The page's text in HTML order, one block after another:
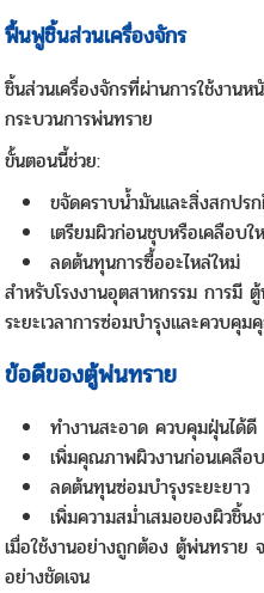
ฟื้นฟูชิ้นส่วนเครื่องจักร
ชิ้นส่วนเครื่องจักรที่ผ่านการใช้งาน
กระบวนการพ่นทราย
ขั้นตอนนี้ช่วย:
ขจัดคราบน้ำมันและสิ่งสกปร
เตรียมผิวก่อนชุบหรือเคลือบใ
ลดต้นทุนการซื้ออะไหล่ใหม่
สำหรับโรงงานอุตสาหกรรม การมี
ระยะเวลาการซ่อมบำรุงและควบคุ
ข้อดีของตู้พ่นทราย
ทำงานสะอาด ควบคุมฝุ่นได้ดี
เพิ่มคุณภาพผิวงานก่อนเคลือ
ลดต้นทุนซ่อมบำรุงระยะยาว
เพิ่มความสม่ำเสมอของผิวชิ้น
เมื่อใช้งานอย่างถูกต้อง ตู้พ่นทราย
อย่างชัดเจน